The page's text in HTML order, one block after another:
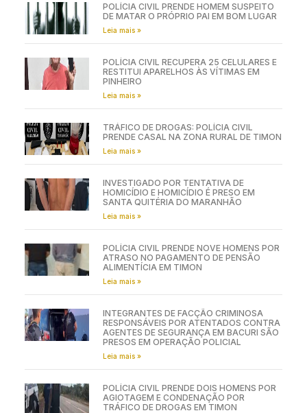
POLÍCIA CIVIL PRENDE HOMEM SUSPEITO
DE MATAR O PRÓPRIO PAI EM BOM LUGAR
Leia mais »
POLÍCIA CIVIL RECUPERA 25 CELULARES E
RESTITUI APARELHOS ÀS VÍTIMAS EM
PINHEIRO
Leia mais »
TRÁFICO DE DROGAS: POLÍCIA CIVIL
PRENDE CASAL NA ZONA RURAL DE TIMON
Leia mais »
INVESTIGADO POR TENTATIVA DE
HOMICÍDIO E HOMICÍDIO É PRESO EM
SANTA QUITÉRIA DO MARANHÃO
Leia mais »
POLÍCIA CIVIL PRENDE NOVE HOMENS POR
ATRASO NO PAGAMENTO DE PENSÃO
ALIMENTÍCIA EM TIMON
Leia mais »
INTEGRANTES DE FACÇÃO CRIMINOSA
RESPONSÁVEIS POR ATENTADOS CONTRA
AGENTES DE SEGURANÇA EM BACURI SÃO
PRESOS EM OPERAÇÃO POLICIAL
Leia mais »
POLÍCIA CIVIL PRENDE DOIS HOMENS POR
AGIOTAGEM E CONDENAÇÃO POR
TRÁFICO DE DROGAS EM TIMON